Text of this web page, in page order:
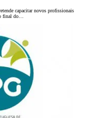
capacitar novos profissionais
final do…